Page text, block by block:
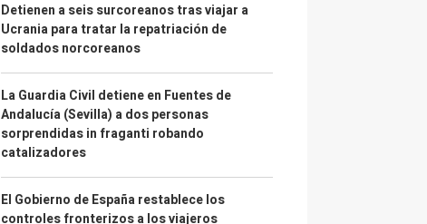
Detienen a seis surcoreanos tras viajar a
Ucrania para tratar la repatriación de
soldados norcoreanos
La Guardia Civil detiene en Fuentes de
Andalucía (Sevilla) a dos personas
sorprendidas in fraganti robando
catalizadores
El Gobierno de España restablece los
controles fronterizos a los viajeros